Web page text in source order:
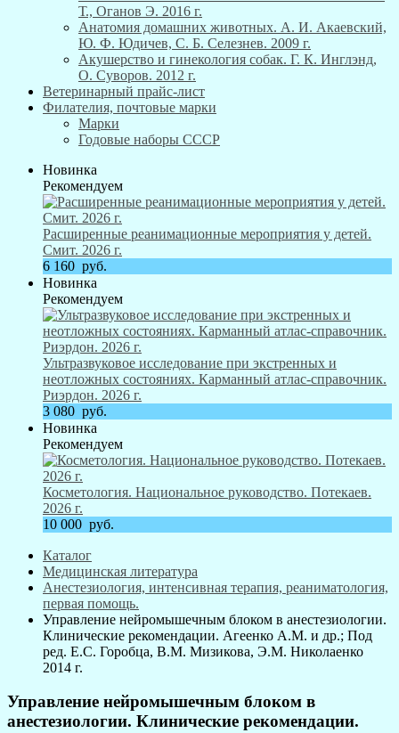
Т., Оганов Э. 2016 г.
Анатомия домашних животных. А. И. Акаевский,
Ю. Ф. Юдичев, С. Б. Селезнев. 2009 г.
Акушерство и гинекология собак. Г. К. Инглэнд,
О. Суворов. 2012 г.
Ветеринарный прайс-лист
Филателия, почтовые марки
Марки
Годовые наборы СССР
Новинка
Рекомендуем
Расширенные реанимационные мероприятия у детей.
Смит. 2026 г.
6 160 руб.
Новинка
Рекомендуем
Ультразвуковое исследование при экстренных и
неотложных состояниях. Карманный атлас-справочник.
Риэрдон. 2026 г.
3 080 руб.
Новинка
Рекомендуем
Косметология. Национальное руководство. Потекаев.
2026 г.
10 000 руб.
Каталог
Медицинская литература
Анестезиология, интенсивная терапия, реаниматология,
первая помощь.
Управление нейромышечным блоком в анестезиологии.
Клинические рекомендации. Агеенко А.М. и др.; Под
ред. Е.С. Горобца, В.М. Мизикова, Э.М. Николаенко
2014 г.
Управление нейромышечным блоком в
анестезиологии. Клинические рекомендации.